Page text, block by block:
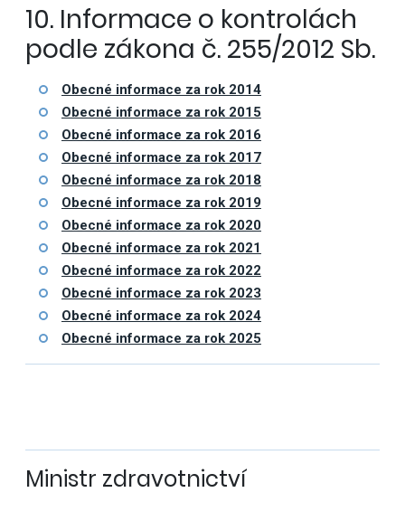
10. Informace o kontrolách
podle zákona č. 255/2012 Sb.
Obecné informace za rok 2014
Obecné informace za rok 2015
Obecné informace za rok 2016
Obecné informace za rok 2017
Obecné informace za rok 2018
Obecné informace za rok 2019
Obecné informace za rok 2020
Obecné informace za rok 2021
Obecné informace za rok 2022
Obecné informace za rok 2023
Obecné informace za rok 2024
Obecné informace za rok 2025
Ministr zdravotnictví